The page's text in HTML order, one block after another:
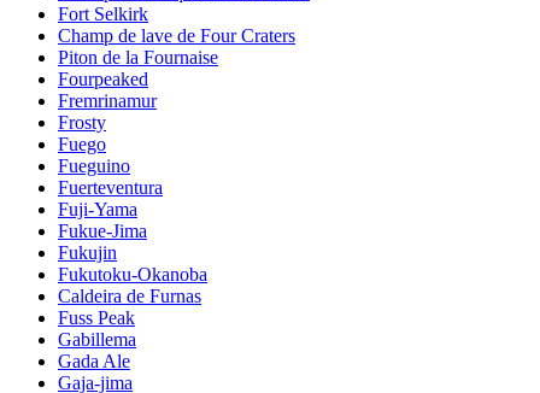
Fort Selkirk
Champ de lave de Four Craters
Piton de la Fournaise
Fourpeaked
Fremrinamur
Frosty
Fuego
Fueguino
Fuerteventura
Fuji-Yama
Fukue-Jima
Fukujin
Fukutoku-Okanoba
Caldeira de Furnas
Fuss Peak
Gabillema
Gada Ale
Gaja-jima